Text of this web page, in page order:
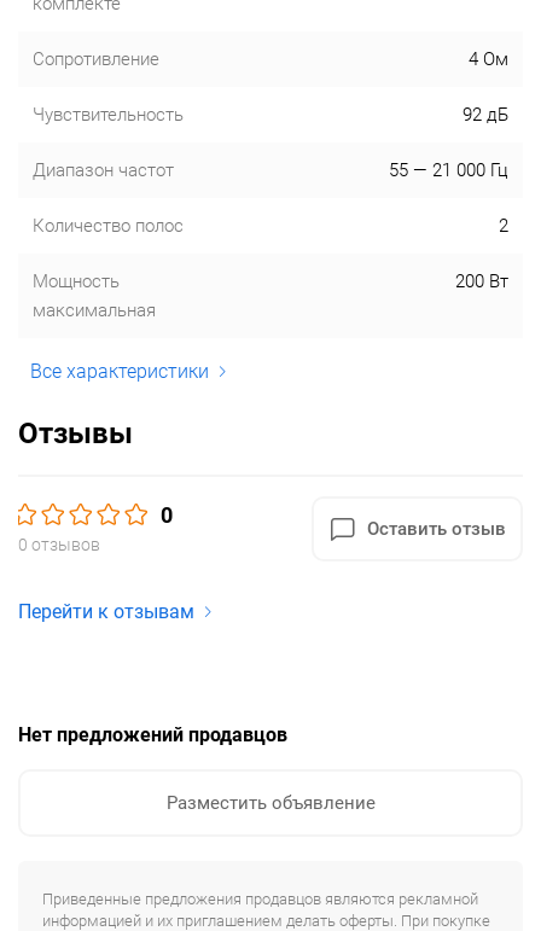
Сопротивление 4 Ом
Чувствительность 92 дБ
Диапазон частот 55 — 21 000 Гц
Количество полос 2
Мощность
максимальная
200 Вт
Все характеристики
Отзывы
0
0 отзывов
Оставить отзыв
Перейти к отзывам
Нет предложений продавцов
Разместить объявление
Приведенные предложения продавцов являются рекламной
информацией и их приглашением делать оферты. При покупке